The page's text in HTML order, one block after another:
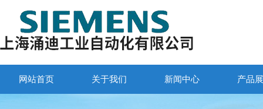
网站首页 关于我们 新闻中心 产品